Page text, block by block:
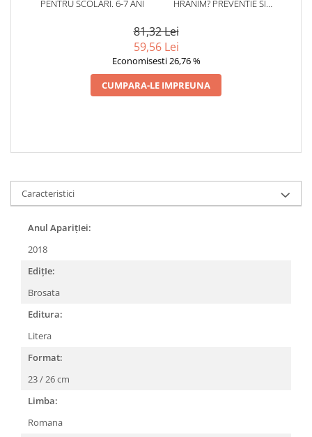
PENTRU SCOLARI. 6-7 ANI
HRANIM? PREVENTIE SI
CARDIOVASCULARE SI IN
81,32 Lei
59,56 Lei
Economisesti 26,76 %
CUMPARA-LE IMPREUNA
Caracteristici
Anul AparițIei:
2018
EdițIe:
Brosata
Editura:
Litera
Format:
23 / 26 cm
Limba:
Romana